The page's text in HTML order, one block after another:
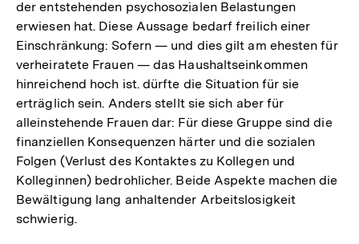
der entstehenden psychosozialen Belastungen
erwiesen hat. Diese Aussage bedarf freilich einer
Einschränkung: Sofern — und dies gilt am ehesten für
verheiratete Frauen — das Haushaltseinkommen
hinreichend hoch ist. dürfte die Situation für sie
erträglich sein. Anders stellt sie sich aber für
alleinstehende Frauen dar: Für diese Gruppe sind die
finanziellen Konsequenzen härter und die sozialen
Folgen (Verlust des Kontaktes zu Kollegen und
Kolleginnen) bedrohlicher. Beide Aspekte machen die
Bewältigung lang anhaltender Arbeitslosigkeit
schwierig.